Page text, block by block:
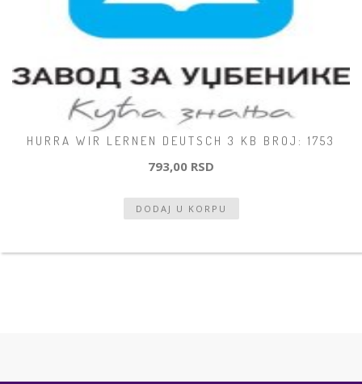
HURRA WIR LERNEN DEUTSCH 3 KB BROJ: 1753
793,00 RSD